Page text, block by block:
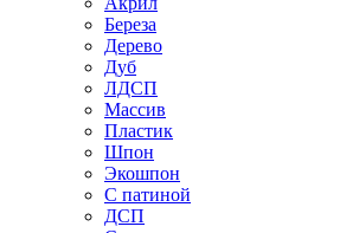
Береза
Дерево
Дуб
ЛДСП
Массив
Пластик
Шпон
Экошпон
С патиной
ДСП